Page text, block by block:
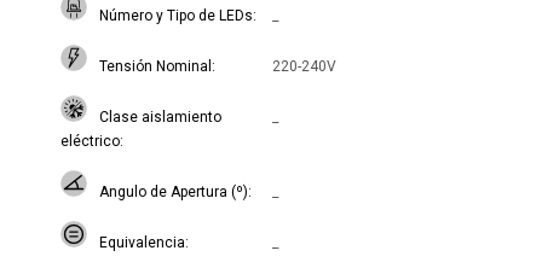
Número y Tipo de LEDs
Tensión Nominal 220-240V
Clase aislamiento
eléctrico
Angulo de Apertura (º)
Equivalencia